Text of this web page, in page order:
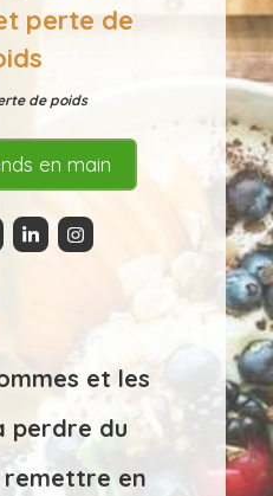
perte de
de poids
en main
et les
perdre du
remettre en